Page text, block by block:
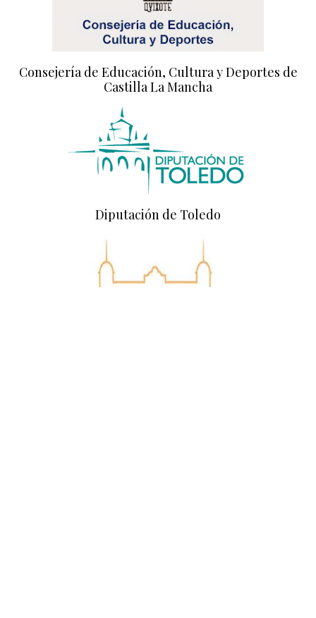
Consejería de Educación, Cultura y Deportes de
Castilla La Mancha
Diputación de Toledo